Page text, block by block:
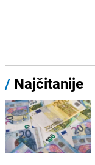
/ Najčitanije